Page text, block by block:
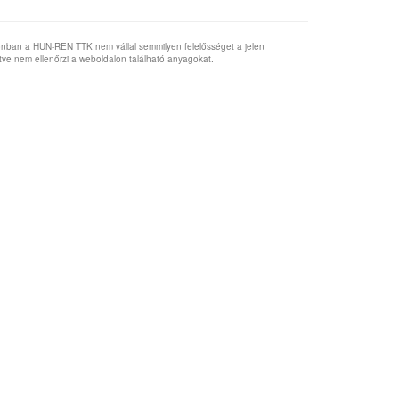
a HUN-REN TTK nem vállal semmilyen felelősséget a jelen
nem ellenőrzi a weboldalon található anyagokat.